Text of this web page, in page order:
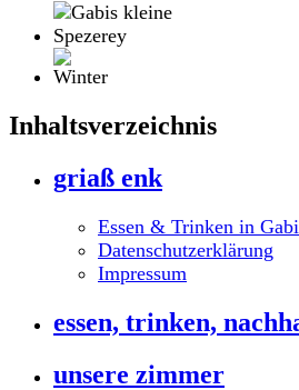
Inhaltsverzeichnis
griaß enk
Essen & Trinken in
Datenschutzerklärung
Impressum
essen, trinken,
unsere zimmer